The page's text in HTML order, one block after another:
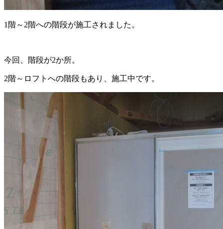
1階～2階への階段が施工されました。
今回、階段が2か所。
2階～ロフトへの階段もあり、施工中です。